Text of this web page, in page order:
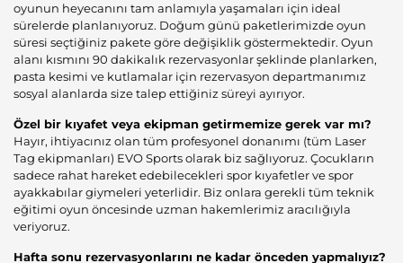
oyunun heyecanını tam anlamıyla yaşamaları için ideal
sürelerde planlanıyoruz. Doğum günü paketlerimizde oyun
süresi seçtiğiniz pakete göre değişiklik göstermektedir. Oyun
alanı kısmını 90 dakikalık rezervasyonlar şeklinde planlarken,
pasta kesimi ve kutlamalar için rezervasyon departmanımız
sosyal alanlarda size talep ettiğiniz süreyi ayırıyor.
Özel bir kıyafet veya ekipman getirmemize gerek var mı?
Hayır, ihtiyacınız olan tüm profesyonel donanımı (tüm Laser
Tag ekipmanları) EVO Sports olarak biz sağlıyoruz. Çocukların
sadece rahat hareket edebilecekleri spor kıyafetler ve spor
ayakkabılar giymeleri yeterlidir. Biz onlara gerekli tüm teknik
eğitimi oyun öncesinde uzman hakemlerimiz aracılığıyla
veriyoruz.
Hafta sonu rezervasyonlarını ne kadar önceden yapmalıyız?